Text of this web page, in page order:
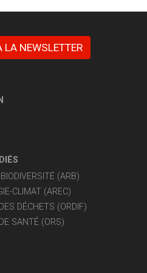
LA NEWSLETTER
(ARB)
CLIMAT (AREC)
DÉCHETS (ORDIF)
SANTÉ (ORS)